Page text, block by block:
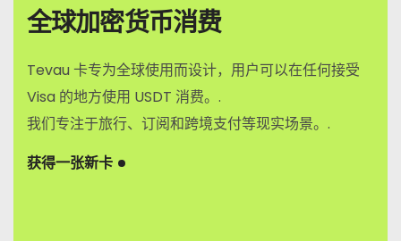
全球加密货币消费
Tevau 卡专为全球使用而设计，用户可以在任何接受
Visa 的地方使用 USDT 消费。.
我们专注于旅行、订阅和跨境支付等现实场景。.
获得一张新卡